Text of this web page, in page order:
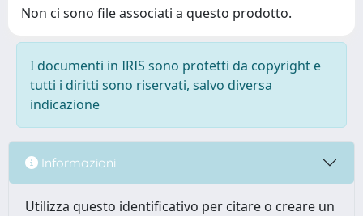
Non ci sono file associati a questo prodotto.
I documenti in IRIS sono protetti da copyright e
tutti i diritti sono riservati, salvo diversa
indicazione
Informazioni
Utilizza questo identificativo per citare o creare un